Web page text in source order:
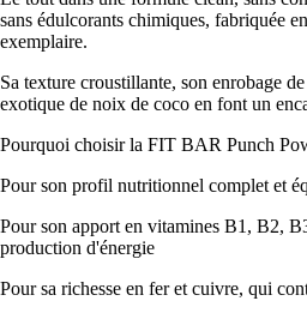
sans édulcorants chimiques, fabriquée
exemplaire.
Sa texture croustillante, son enrobage
exotique de noix de coco en font un
Pourquoi choisir la FIT BAR Punch
Pour son profil nutritionnel complet et
Pour son apport en vitamines B1, B2,
production d'énergie
Pour sa richesse en fer et cuivre, qui